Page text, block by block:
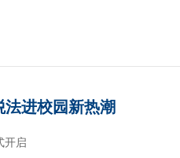
进校园新热潮
开启